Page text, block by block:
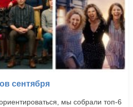
сентября
мы собрали топ-6